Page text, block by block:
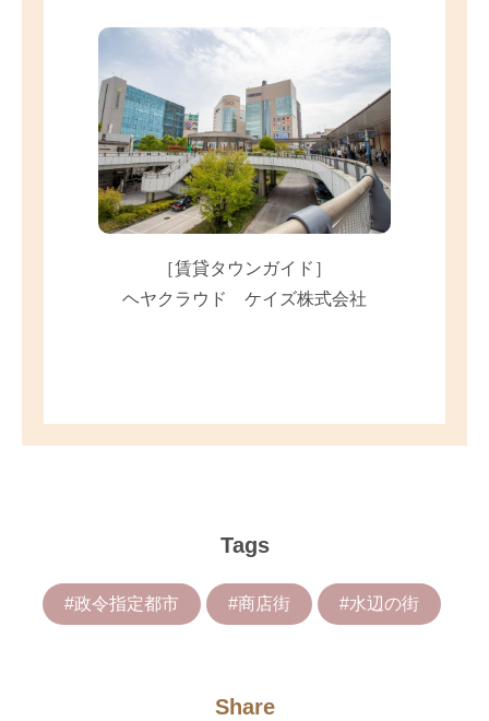
［賃貸タウンガイド］
ヘヤクラウド ケイズ株式会社
Tags
#政令指定都市 #商店街 #水辺の街
Share